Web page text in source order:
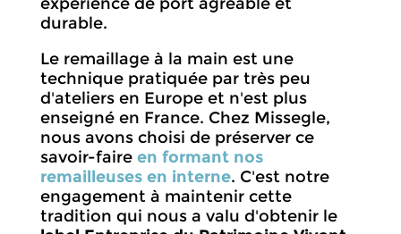
durable.
Le remaillage à la main est une
technique pratiquée par très peu
d'ateliers en Europe et n'est plus
enseigné en France. Chez Missegle,
nous avons choisi de préserver ce
savoir-faire en formant nos
remailleuses en interne. C'est notre
engagement à maintenir cette
tradition qui nous a valu d'obtenir le